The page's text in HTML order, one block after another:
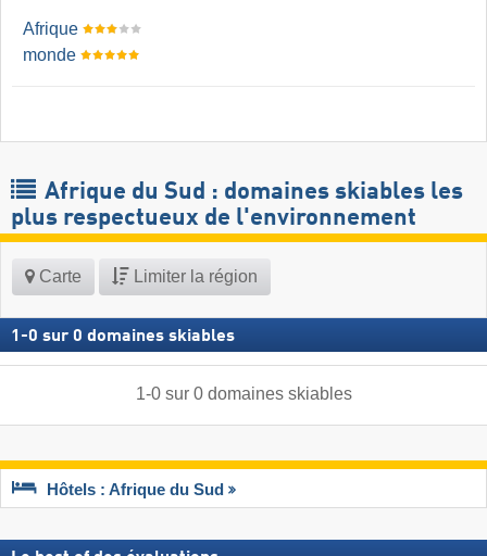
Afrique
monde
Afrique du Sud : domaines skiables les
plus respectueux de l'environnement
Carte Limiter la région
1 -0 sur 0 domaines skiables
1-0sur 0 domaines skiables
Hôtels : Afrique du Sud